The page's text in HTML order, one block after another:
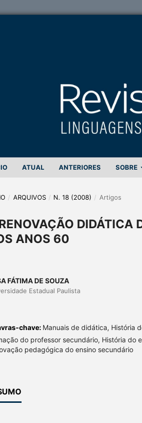
ATUAL ANTERIORES SOBRE
/ ARQUIVOS / N. 18 (2008) / Artigos
DIDÁTICA
ANOS 60
FÁTIMA DE SOUZA
Estadual Paulista
chave: Manuais de didática, História
do professor secundário, História do
pedagógica do ensino secundário